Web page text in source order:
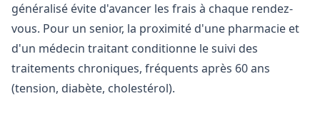
généralisé évite d'avancer les frais à chaque rendez-
vous. Pour un senior, la proximité d'une pharmacie et
d'un médecin traitant conditionne le suivi des
traitements chroniques, fréquents après 60 ans
(tension, diabète, cholestérol).